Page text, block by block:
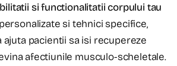
si functionalitatii corpului tau
si tehnici specifice,
pacientii sa isi recupereze
afectiunile musculo-scheletale.